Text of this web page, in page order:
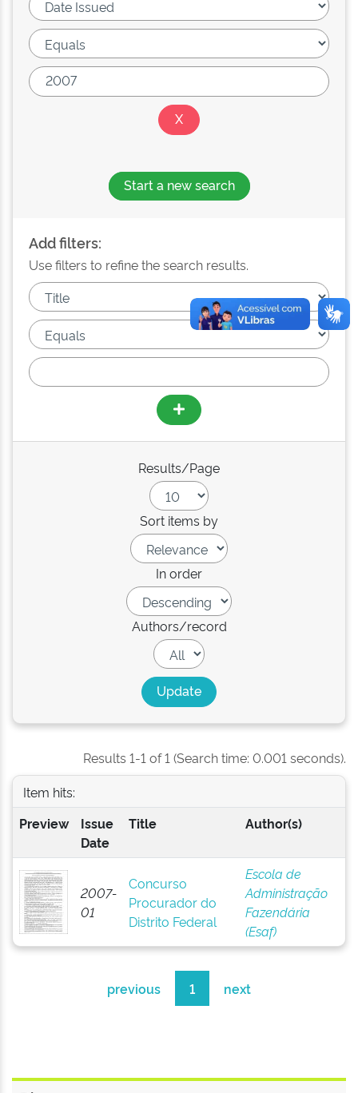
Start a new search
Add filters:
Use filters to refine the search results.
Results/Page
Sort items by
In order
Authors/record
Results 1-1 of 1 (Search time: 0.001 seconds).
Item hits:
Preview
Issue
Date
Title Author(s)
2007-
01
Concurso
Procurador do
Distrito Federal
Escola de
Administração
Fazendária
(Esaf)
previous 1 next